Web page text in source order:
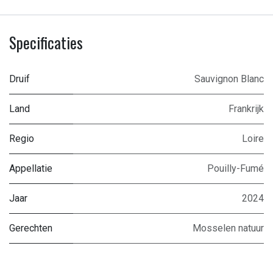
Specificaties
Druif Sauvignon Blanc
Land Frankrijk
Regio Loire
Appellatie Pouilly-Fumé
Jaar 2024
Gerechten Mosselen natuur